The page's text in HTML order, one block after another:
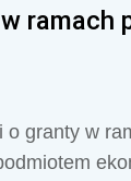
ramach
o granty w